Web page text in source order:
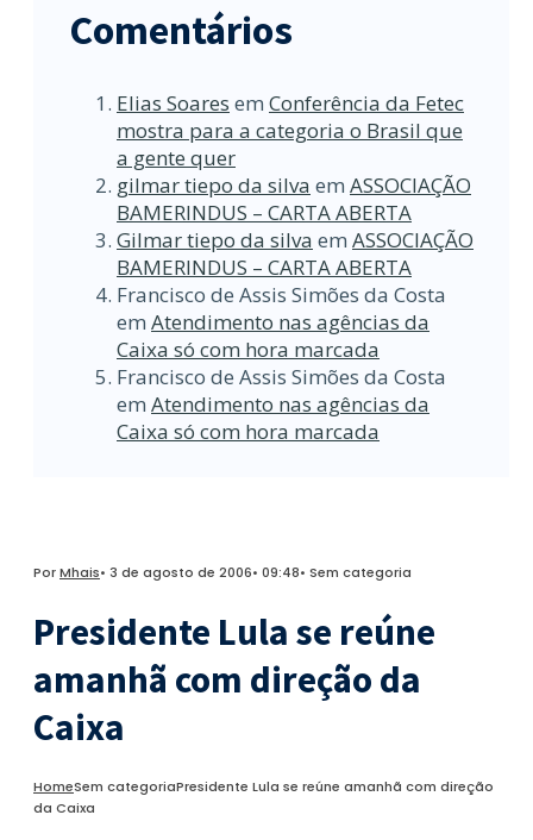
Comentários
Elias Soares em Conferência da Fetec
mostra para a categoria o Brasil que
a gente quer
gilmar tiepo da silva em ASSOCIAÇÃO
BAMERINDUS – CARTA ABERTA
Gilmar tiepo da silva em ASSOCIAÇÃO
BAMERINDUS – CARTA ABERTA
Francisco de Assis Simões da Costa
em Atendimento nas agências da
Caixa só com hora marcada
Francisco de Assis Simões da Costa
em Atendimento nas agências da
Caixa só com hora marcada
PorMhais• 3 de agosto de 2006• 09:48• Sem categoria
Presidente Lula se reúne
amanhã com direção da
Caixa
HomeSem categoriaPresidente Lula se reúne amanhã com direção
da Caixa